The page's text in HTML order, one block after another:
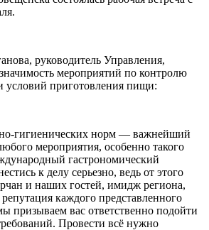
руководитель Управления,
мероприятий по контролю
условий приготовления пищи:
гигиенических норм — важнейший
мероприятия, особенно такого
гастрономический
к делу серьезно, ведь от этого
и наших гостей, имидж региона,
каждого представленного
призываем вас ответственно подойти
Провести всё нужно